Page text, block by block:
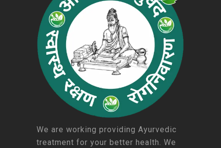
We are working providing Ayurvedic
treatment for your better health. We